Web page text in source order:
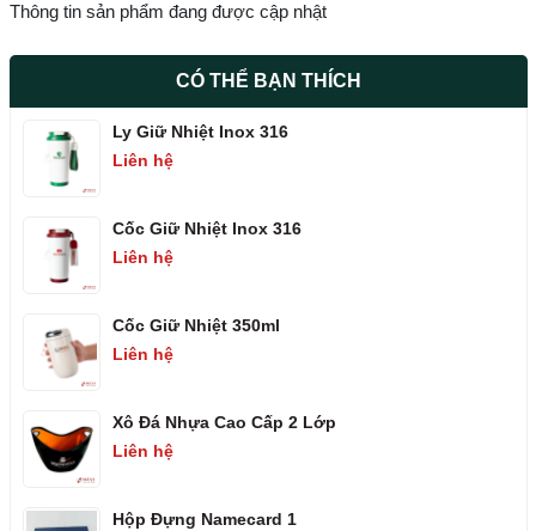
Thông tin sản phẩm đang được cập nhật
CÓ THỂ BẠN THÍCH
Ly Giữ Nhiệt Inox 316
Liên hệ
Cốc Giữ Nhiệt Inox 316
Liên hệ
Cốc Giữ Nhiệt 350ml
Liên hệ
Xô Đá Nhựa Cao Cấp 2 Lớp
Liên hệ
Hộp Đựng Namecard 1